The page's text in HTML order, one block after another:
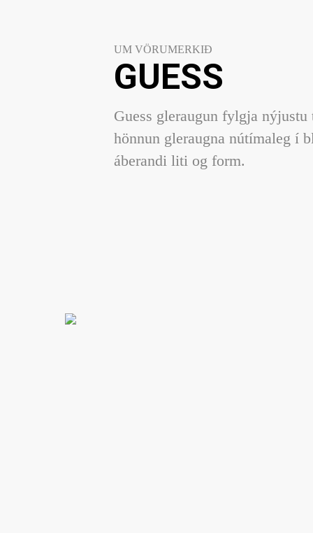
UM VÖRUMERKIÐ
GUESS
Guess gleraugun fylgja
hönnun gleraugna nútímaleg í
áberandi liti og form.